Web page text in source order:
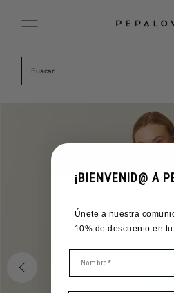
¡BIENVENID@ A
Únete a nuestra
10% de descuento en